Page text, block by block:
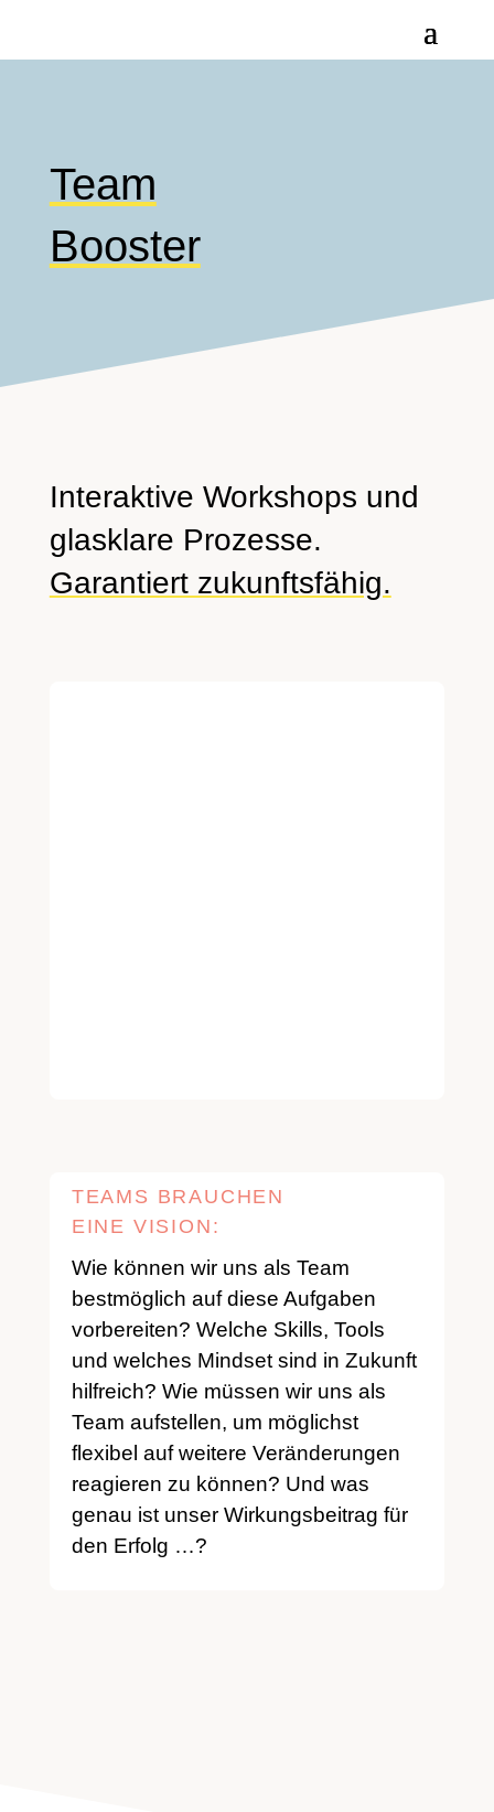
Team
Booster
Interaktive Workshops und
glasklare Prozesse.
Garantiert zukunftsfähig.
TEAMS BRAUCHEN
EINE VISION:
Wie können wir uns als Team
bestmöglich auf diese Aufgaben
vorbereiten? Welche Skills, Tools
und welches Mindset sind in Zukunft
hilfreich? Wie müssen wir uns als
Team aufstellen, um möglichst
flexibel auf weitere Veränderungen
reagieren zu können? Und was
genau ist unser Wirkungsbeitrag für
den Erfolg …?